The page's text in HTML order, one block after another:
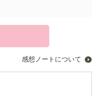
感想ノートについて